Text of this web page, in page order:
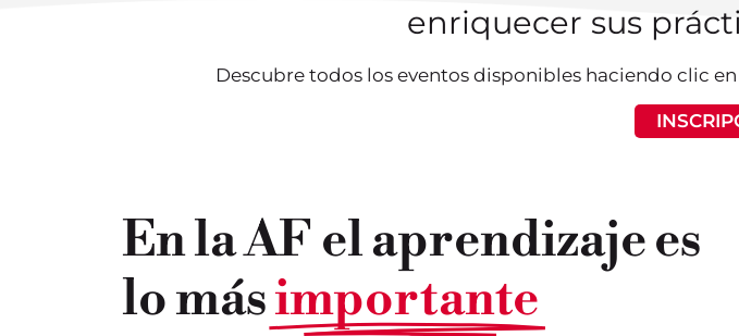
enriquecer sus
Descubre todos los eventos disponibles haciendo clic
En la AF el aprendizaje es
lo másimportante